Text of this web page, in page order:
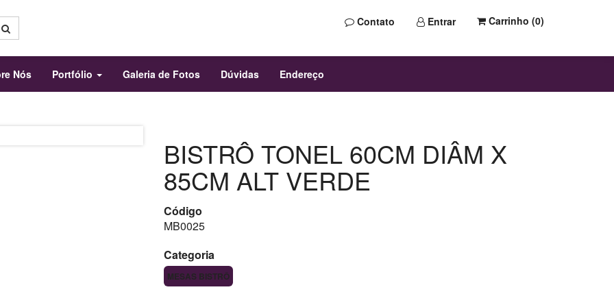
Contato Entrar Carrinho (0)
Nós Portfólio Galeria de Fotos Dúvidas Endereço
BISTRÔ TONEL 60CM DIÂM X
85CM ALT VERDE
Código
MB0025
Categoria
MESAS BISTRÔ